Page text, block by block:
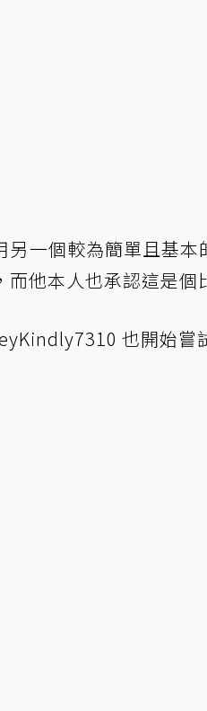
另一個較為簡單且基
他本人也承認這是個
也開始嘗